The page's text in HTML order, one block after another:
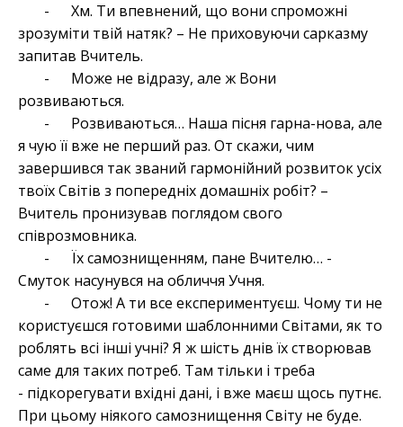
- Хм. Ти впевнений, що вони спроможні
зрозуміти твій натяк? – Не приховуючи сарказму
запитав Вчитель.
- Може не відразу, але ж Вони
розвиваються.
- Розвиваються… Наша пісня гарна-нова, але
я чую її вже не перший раз. От скажи, чим
завершився так званий гармонійний розвиток усіх
твоїх Світів з попередніх домашніх робіт? –
Вчитель пронизував поглядом свого
співрозмовника.
- Їх самознищенням, пане Вчителю… -
Смуток насунувся на обличчя Учня.
- Отож! А ти все експериментуєш. Чому ти не
користуєшся готовими шаблонними Світами, як то
роблять всі інші учні? Я ж шість днів їх створював
саме для таких потреб. Там тільки і треба
- підкорегувати вхідні дані, і вже маєш щось путнє.
При цьому ніякого самознищення Світу не буде.